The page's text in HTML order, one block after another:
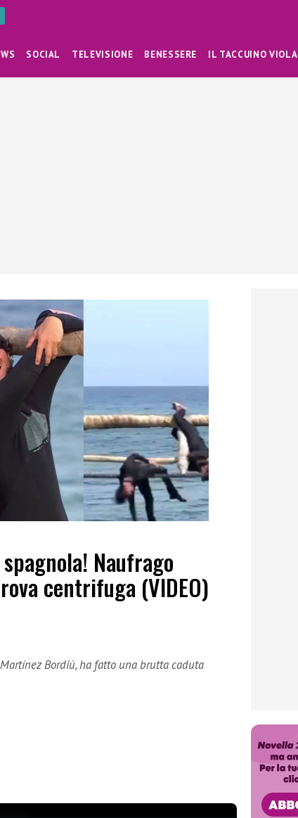
SOCIAL TELEVISIONE BENESSERE IL TACCUINO VIOLA
Naufrago
centrifuga (VIDEO)
Bordiú, ha fatto una brutta caduta